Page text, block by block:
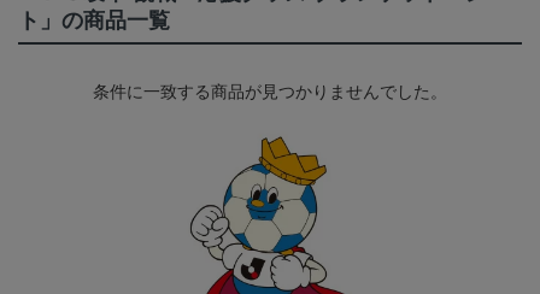
ト」の商品一覧
条件に一致する商品が見つかりませんでした。